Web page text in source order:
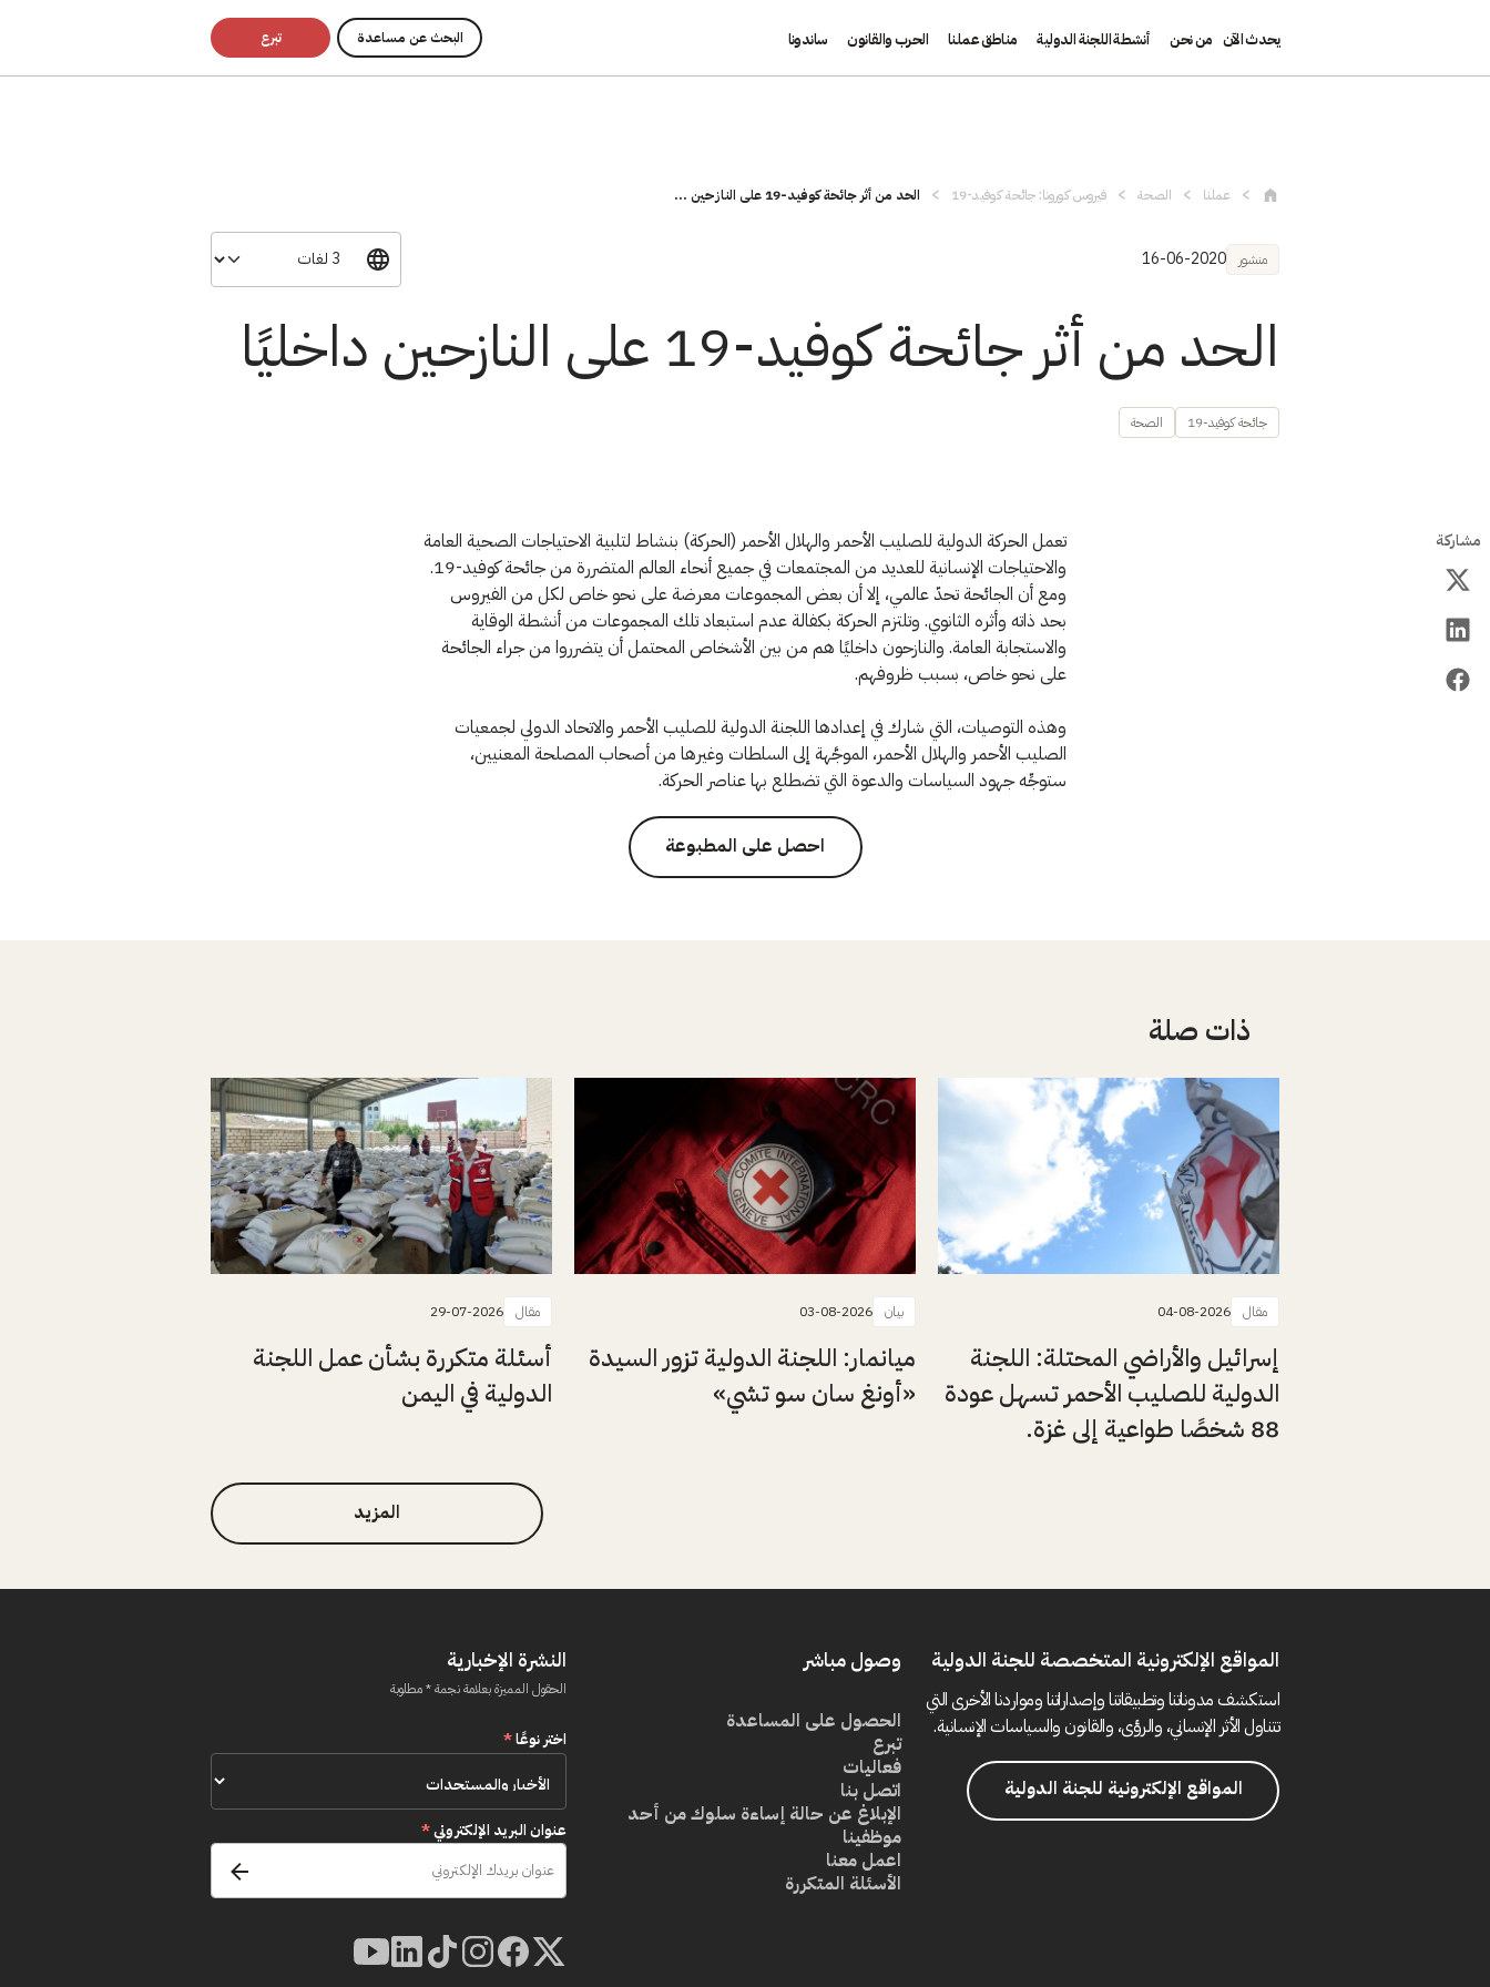
يحدث الآن من نحن أنشطة اللجنة الدولية مناطق عملنا الحرب والقانون ساندونا البحث عن مساعدة تبرع
عملنا الصحة فيروس كورونا: جائحة كوفيد-19 الحد من أثر جائحة كوفيد-19 على النازحين ...
منشور 16-06-2020
الحد من أثر جائحة كوفيد-19 على النازحين داخليًا
جائحة كوفيد-19 الصحة
مشاركة
تعمل الحركة الدولية للصليب الأحمر والهلال الأحمر (الحركة) بنشاط لتلبية الاحتياجات الصحية العامة
والاحتياجات الإنسانية للعديد من المجتمعات في جميع أنحاء العالم المتضررة من جائحة كوفيد-19.
ومع أن الجائحة تحدّ عالمي، إلا أن بعض المجموعات معرضة على نحو خاص لكل من الفيروس
بحد ذاته وأثره الثانوي. وتلتزم الحركة بكفالة عدم استبعاد تلك المجموعات من أنشطة الوقاية
والاستجابة العامة. والنازحون داخليًا هم من بين الأشخاص المحتمل أن يتضرروا من جراء الجائحة
على نحو خاص، بسبب ظروفهم.
وهذه التوصيات، التي شارك في إعدادها اللجنة الدولية للصليب الأحمر والاتحاد الدولي لجمعيات
الصليب الأحمر والهلال الأحمر، الموجَّهة إلى السلطات وغيرها من أصحاب المصلحة المعنيين،
ستوجِّه جهود السياسات والدعوة التي تضطلع بها عناصر الحركة.
احصل على المطبوعة
ذات صلة
مقال 04-08-2026
إسرائيل والأراضي المحتلة: اللجنة
الدولية للصليب الأحمر تسهل عودة
88 شخصًا طواعية إلى غزة.
بيان 03-08-2026
ميانمار: اللجنة الدولية تزور السيدة
«أونغ سان سو تشي»
مقال 29-07-2026
أسئلة متكررة بشأن عمل اللجنة
الدولية في اليمن
المزيد
المواقع الإلكترونية المتخصصة للجنة الدولية
استكشف مدوناتنا وتطبيقاتنا وإصداراتنا ومواردنا الأخرى التي
تتناول الأثر الإنساني، والرؤى، والقانون والسياسات الإنسانية.
المواقع الإلكترونية للجنة الدولية
وصول مباشر
الحصول على المساعدة
تبرع
فعاليات
اتصل بنا
الإبلاغ عن حالة إساءة سلوك من أحد
موظفينا
اعمل معنا
الأسئلة المتكررة
النشرة الإخبارية
الحقول المميزة بعلامة نجمة * مطلوبة
اختر نوعًا*
عنوان البريد الإلكتروني*